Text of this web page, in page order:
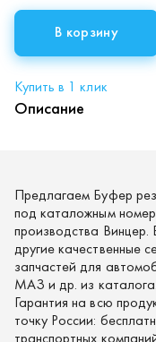
В корзину
Купить в 1 клик
Описание
Предлагаем Буфер
под каталожным
производства
другие качественные
запчастей для
МАЗ и др. из
Гарантия на всю
точку России:
транспортных